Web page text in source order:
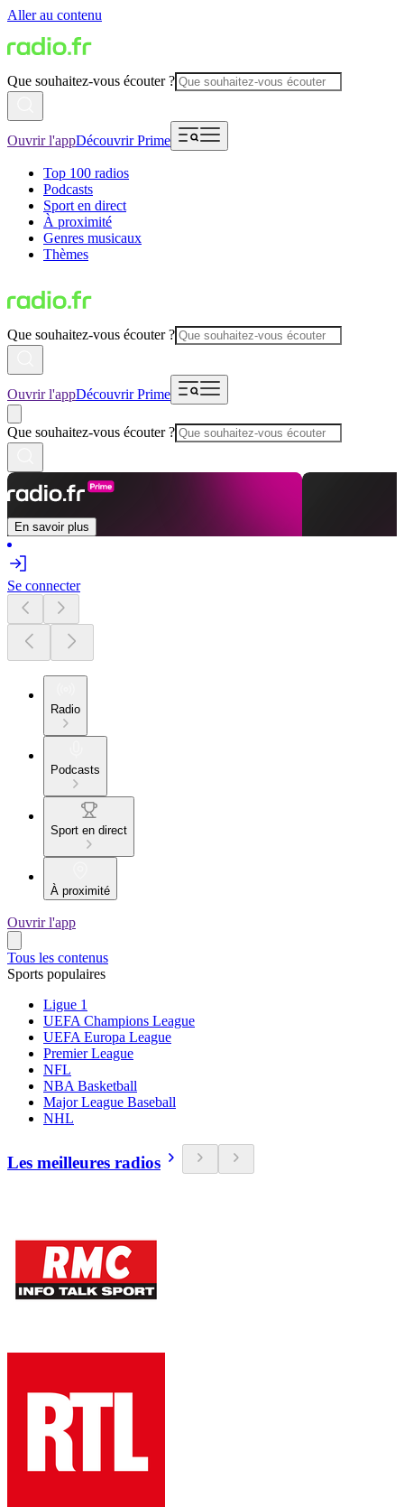
Aller au contenu
Que souhaitez-vous écouter ?
Ouvrir l'appDécouvrir Prime
Top 100 radios
Podcasts
Sport en direct
À proximité
Genres musicaux
Thèmes
Que souhaitez-vous écouter ?
Ouvrir l'appDécouvrir Prime
Que souhaitez-vous écouter ?
En savoir plus
Se connecter
Radio
Podcasts
Sport en direct
À proximité
Ouvrir l'app
Tous les contenus
Sports populaires
Ligue 1
UEFA Champions League
UEFA Europa League
Premier League
NFL
NBA Basketball
Major League Baseball
NHL
Les meilleures radios